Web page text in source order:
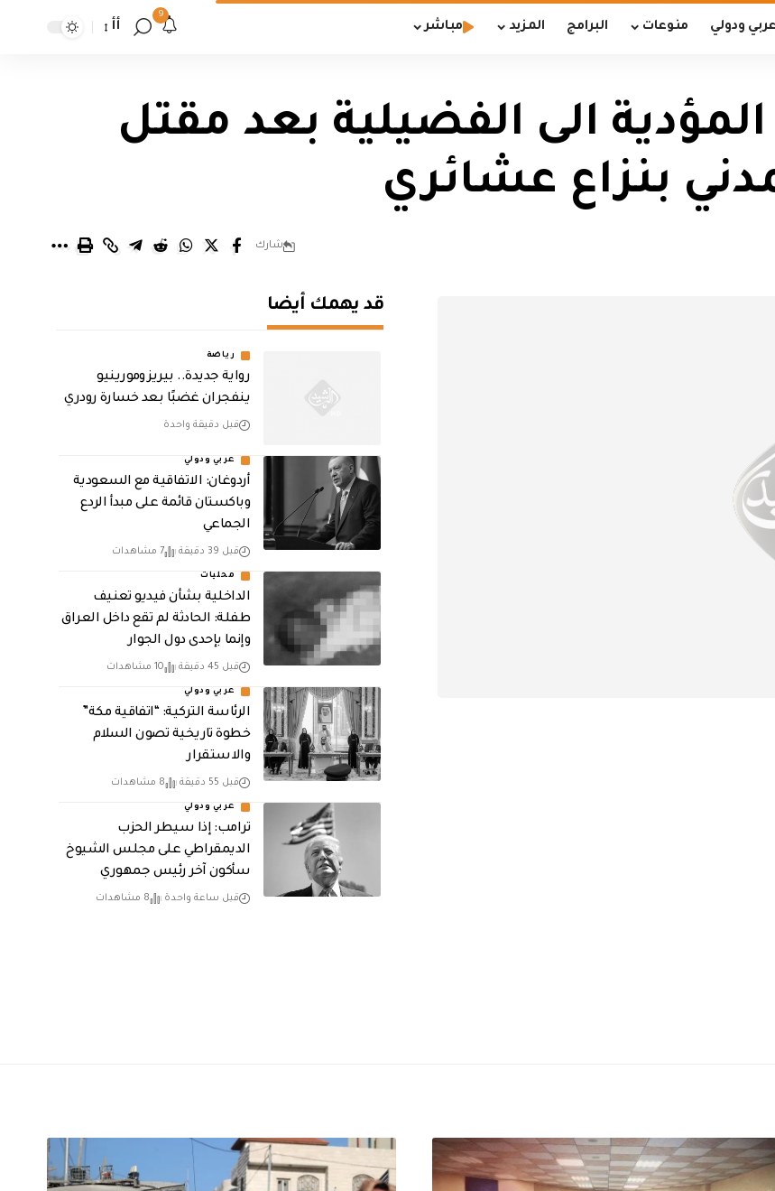
عربي ودولي منوعات البرامج المزيد مباشر
9
أأ
الى الفضيلية بعد مقتل
بنزاع عشائري
شارك
قد يهمك أيضا
رياضة
رواية جديدة.. بيريز ومورينيو
ينفجران غضبًا بعد خسارة رودري
قبل دقيقة واحدة
عربي ودولي
أردوغان: الاتفاقية مع السعودية
وباكستان قائمة على مبدأ الردع
الجماعي
قبل 39 دقيقة 7 مشاهدات
محليات
الداخلية بشأن فيديو تعنيف
طفلة: الحادثة لم تقع داخل العراق
وإنما بإحدى دول الجوار
قبل 45 دقيقة 10 مشاهدات
عربي ودولي
الرئاسة التركية: “اتفاقية مكة”
خطوة تاريخية تصون السلام
والاستقرار
قبل 55 دقيقة 8 مشاهدات
عربي ودولي
ترامب: إذا سيطر الحزب
الديمقراطي على مجلس الشيوخ
سأكون آخر رئيس جمهوري
قبل ساعة واحدة 8 مشاهدات